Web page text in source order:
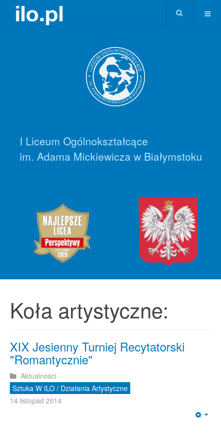
I Liceum Ogólnokształcące
im. Adama Mickiewicza w Białymstoku
Koła artystyczne:
XIX Jesienny Turniej Recytatorski
"Romantycznie"
Aktualności
Sztuka W ILO / Działania Artystyczne
14 listopad 2014